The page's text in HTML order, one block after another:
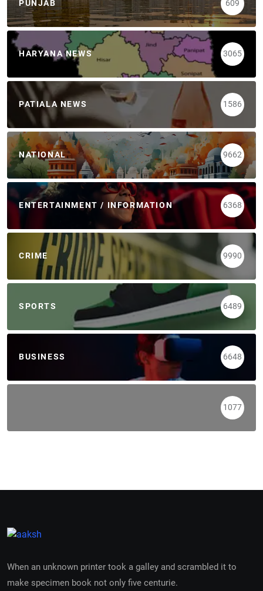
PUNJAB 609
HARYANA NEWS 3065
PATIALA NEWS 1586
NATIONAL 9662
ENTERTAINMENT / INFORMATION 6368
CRIME 9990
SPORTS 6489
BUSINESS 6648
1077
When an unknown printer took a galley and scrambled it to
make specimen book not only five centurie.